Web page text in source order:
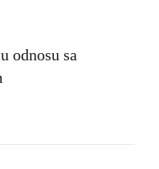
odnosu sa